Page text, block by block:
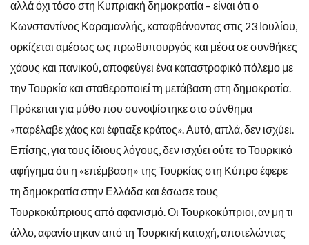
αλλά όχι τόσο στη Κυπριακή δημοκρατία – είναι ότι ο
Κωνσταντίνος Καραμανλής, καταφθάνοντας στις 23 Ιουλίου,
ορκίζεται αμέσως ως πρωθυπουργός και μέσα σε συνθήκες
χάους και πανικού, αποφεύγει ένα καταστροφικό πόλεμο με
την Τουρκία και σταθεροποιεί τη μετάβαση στη δημοκρατία.
Πρόκειται για μύθο που συνοψίστηκε στο σύνθημα
«παρέλαβε χάος και έφτιαξε κράτος». Αυτό, απλά, δεν ισχύει.
Επίσης, για τους ίδιους λόγους, δεν ισχύει ούτε το Τουρκικό
αφήγημα ότι η «επέμβαση» της Τουρκίας στη Κύπρο έφερε
τη δημοκρατία στην Ελλάδα και έσωσε τους
Τουρκοκύπριους από αφανισμό. Οι Τουρκοκύπριοι, αν μη τι
άλλο, αφανίστηκαν από τη Τουρκική κατοχή, αποτελώντας